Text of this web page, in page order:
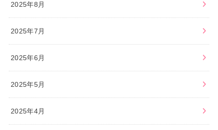
2025年8月
2025年7月
2025年6月
2025年5月
2025年4月